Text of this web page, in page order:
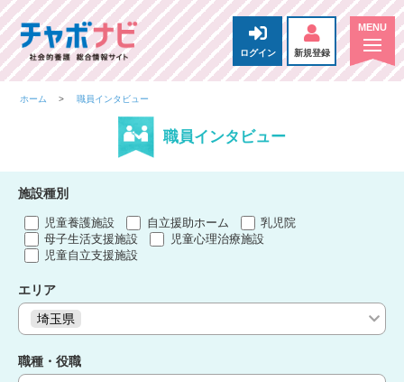
ログイン 新規登録
ホーム 職員インタビュー
職員インタビュー
施設種別
児童養護施設 自立援助ホーム
乳児院
母子生活支援施設
児童心理治療施設
児童自立支援施設
エリア
埼玉県
職種・役職